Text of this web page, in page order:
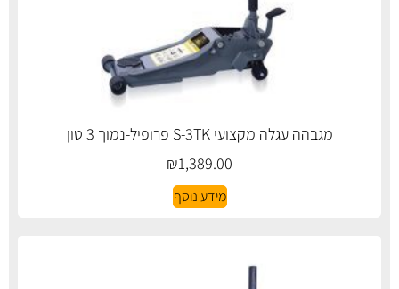
מגבהה עגלה מקצועי S-3TK פרופיל-נמוך 3 טון
₪1,389.00
מידע נוסף